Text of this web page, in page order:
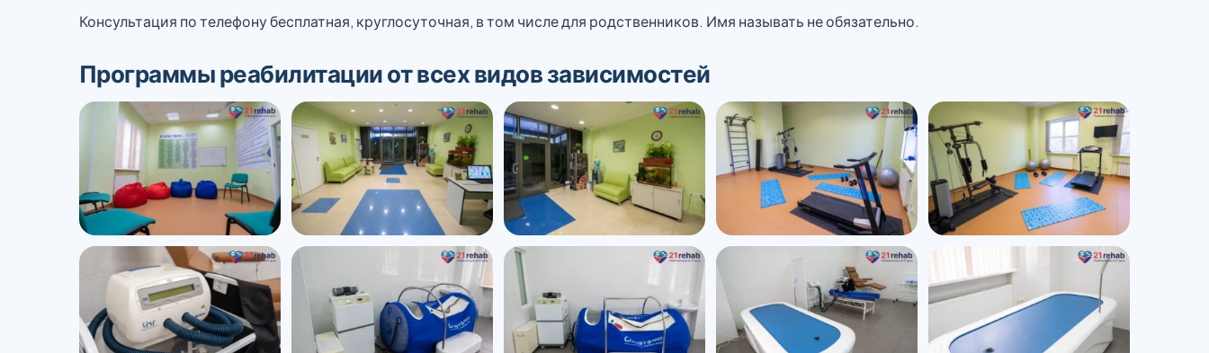
Консультация по телефону бесплатная, круглосуточная, в том числе для родственников. Имя называть не обязательно.
Программы реабилитации от всех видов зависимостей